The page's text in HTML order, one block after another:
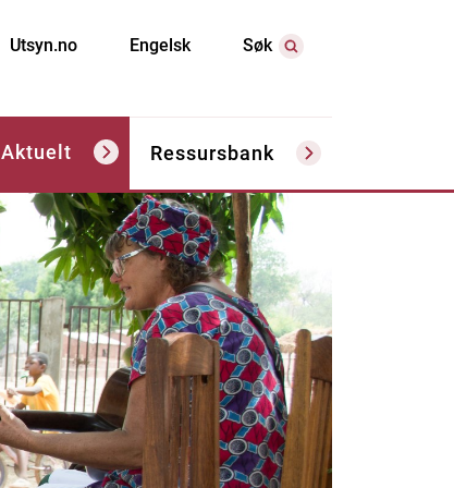
Utsyn.no Engelsk Søk
Aktuelt Ressursbank